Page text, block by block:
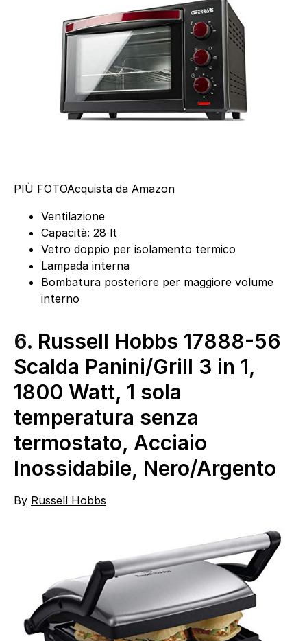
PIÙ FOTOAcquista da Amazon
Ventilazione
Capacità: 28 lt
Vetro doppio per isolamento termico
Lampada interna
Bombatura posteriore per maggiore volume
interno
6. Russell Hobbs 17888-56
Scalda Panini/Grill 3 in 1,
1800 Watt, 1 sola
temperatura senza
termostato, Acciaio
Inossidabile, Nero/Argento
By Russell Hobbs